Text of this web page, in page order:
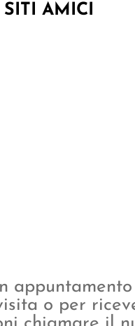
SITI AMICI
o per